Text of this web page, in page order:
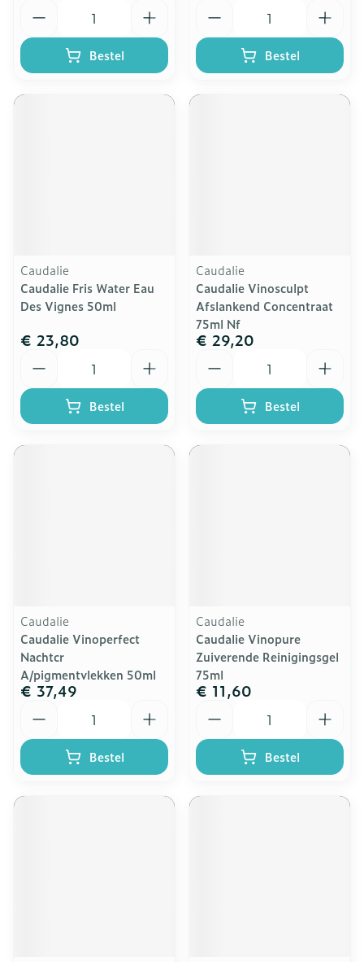
Bestel Bestel
Caudalie
Caudalie Fris Water Eau
Des Vignes 50ml
€ 23,80
Bestel
Caudalie
Caudalie Vinosculpt
Afslankend Concentraat
75ml Nf
€ 29,20
Bestel
Caudalie
Caudalie Vinoperfect
Nachtcr
A/pigmentvlekken 50ml
€ 37,49
Bestel
Caudalie
Caudalie Vinopure
Zuiverende Reinigingsgel
75ml
€ 11,60
Bestel